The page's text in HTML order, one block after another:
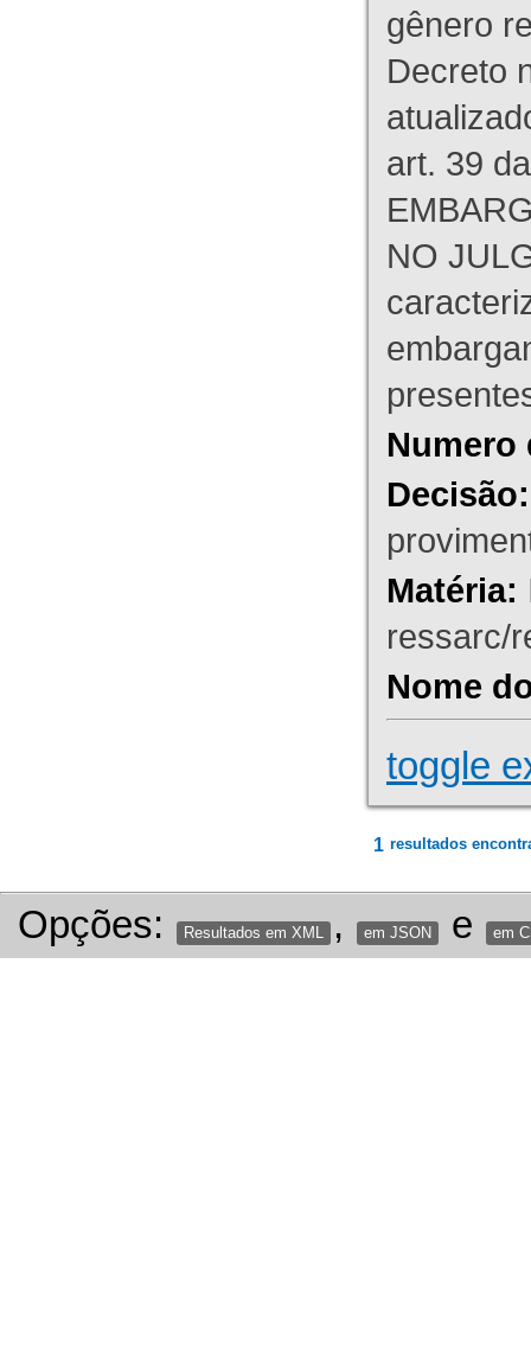
gênero
Decreto
art. 39
NO
Numero
Decisão:
Matéria:
ressarc/
Nome
toggle
1 resultados
Opções: Resultados em XML , em JSON e em